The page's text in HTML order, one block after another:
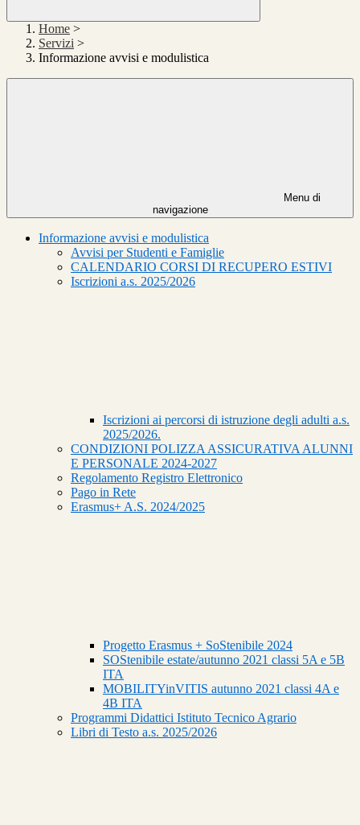
Home >
Servizi >
Informazione avvisi e modulistica
Menu di
navigazione
Informazione avvisi e modulistica
Avvisi per Studenti e Famiglie
CALENDARIO CORSI DI RECUPERO ESTIVI
Iscrizioni a.s. 2025/2026
Iscrizioni ai percorsi di istruzione degli adulti a.s.
2025/2026.
CONDIZIONI POLIZZA ASSICURATIVA ALUNNI
E PERSONALE 2024-2027
Regolamento Registro Elettronico
Pago in Rete
Erasmus+ A.S. 2024/2025
Progetto Erasmus + SoStenibile 2024
SOStenibile estate/autunno 2021 classi 5A e 5B
ITA
MOBILITYinVITIS autunno 2021 classi 4A e
4B ITA
Programmi Didattici Istituto Tecnico Agrario
Libri di Testo a.s. 2025/2026